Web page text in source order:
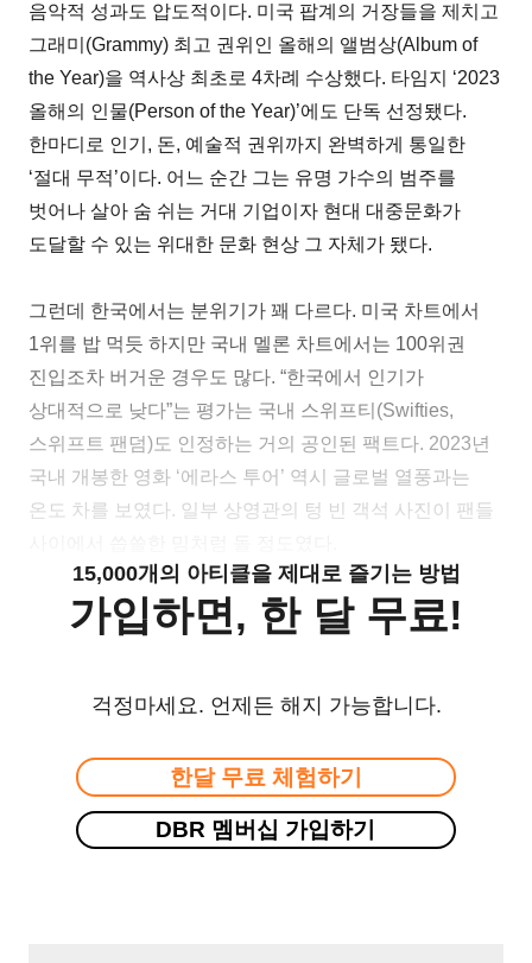
음악적 성과도 압도적이다. 미국 팝계의 거장들을 제치고
그래미(Grammy) 최고 권위인 올해의 앨범상(Album of
the Year)을 역사상 최초로 4차례 수상했다. 타임지 ‘2023
올해의 인물(Person of the Year)’에도 단독 선정됐다.
한마디로 인기, 돈, 예술적 권위까지 완벽하게 통일한
‘절대 무적’이다. 어느 순간 그는 유명 가수의 범주를
벗어나 살아 숨 쉬는 거대 기업이자 현대 대중문화가
도달할 수 있는 위대한 문화 현상 그 자체가 됐다.
그런데 한국에서는 분위기가 꽤 다르다. 미국 차트에서
1위를 밥 먹듯 하지만 국내 멜론 차트에서는 100위권
진입조차 버거운 경우도 많다. “한국에서 인기가
상대적으로 낮다”는 평가는 국내 스위프티(Swifties,
스위프트 팬덤)도 인정하는 거의 공인된 팩트다. 2023년
국내 개봉한 영화 ‘에라스 투어’ 역시 글로벌 열풍과는
온도 차를 보였다. 일부 상영관의 텅 빈 객석 사진이 팬들
15,000개의 아티클을 제대로 즐기는 방법
가입하면, 한 달 무료!
걱정마세요. 언제든 해지 가능합니다.
한달 무료 체험하기
DBR 멤버십 가입하기